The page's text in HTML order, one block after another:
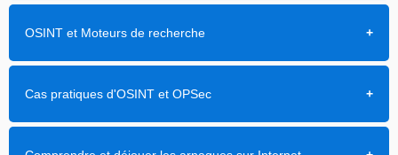
OSINT et Moteurs de recherche
Cas pratiques d'OSINT et OPSec